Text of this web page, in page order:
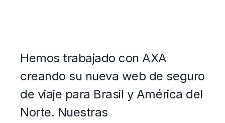
Hemos trabajado con AXA
creando su nueva web de seguro
de viaje para Brasil y América del
Norte. Nuestras